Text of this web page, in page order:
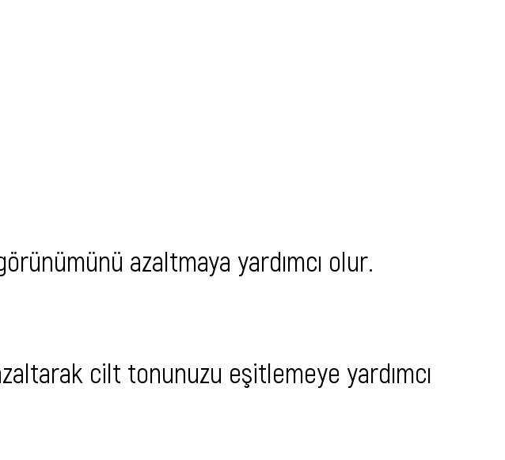
azaltmaya yardımcı olur.
cilt tonunuzu eşitlemeye yardımcı